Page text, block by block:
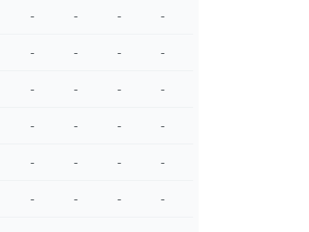
- - - -
- - - -
- - - -
- - - -
- - - -
- - - -